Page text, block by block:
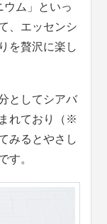
ウム」といっ
、エッセンシ
を贅沢に楽し
としてシアバ
れており（※
みるとやさし
す。